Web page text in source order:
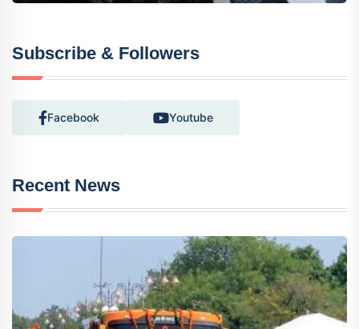
Subscribe & Followers
Facebook Youtube
Recent News